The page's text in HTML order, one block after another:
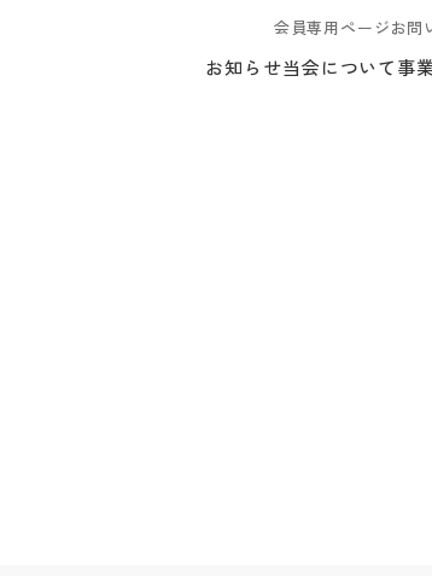
会員専用ページお問
お知らせ当会について事